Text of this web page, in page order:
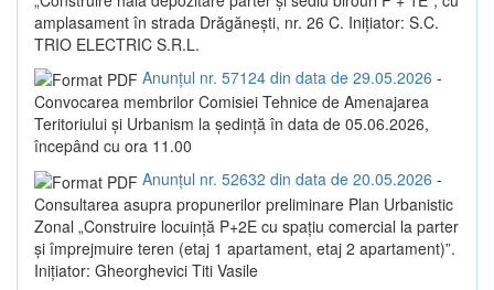
amplasament în strada Drăgănești, nr. 26 C. Inițiator: S.C.
TRIO ELECTRIC S.R.L.
Anunțul nr. 57124 din data de 29.05.2026 -
Convocarea membrilor Comisiei Tehnice de Amenajarea
Teritoriului și Urbanism la ședință în data de 05.06.2026,
începând cu ora 11.00
Anunțul nr. 52632 din data de 20.05.2026 -
Consultarea asupra propunerilor preliminare Plan Urbanistic
Zonal „Construire locuință P+2E cu spațiu comercial la parter
și împrejmuire teren (etaj 1 apartament, etaj 2 apartament)”.
Inițiator: Gheorghevici Titi Vasile